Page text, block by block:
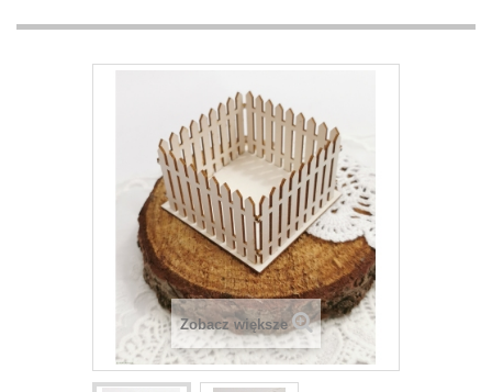
Zobacz większe